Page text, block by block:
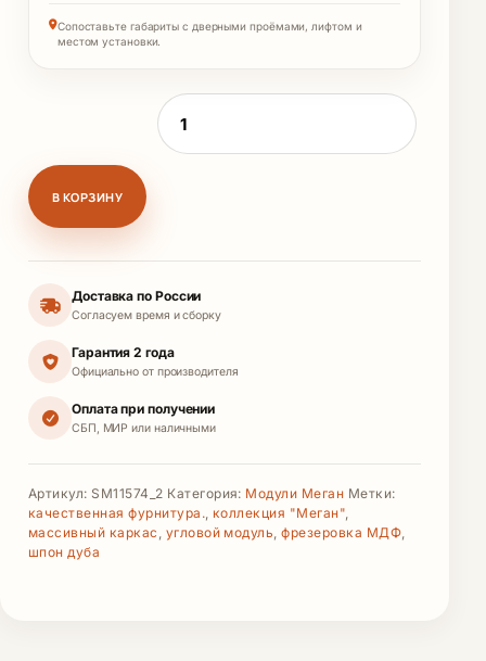
Сопоставьте габариты с дверными проёмами, лифтом и
местом установки.
Количество товара Модуль 1 дв угл. с
В КОРЗИНУ
Доставка по России
Согласуем время и сборку
Гарантия 2 года
Официально от производителя
Оплата при получении
СБП, МИР или наличными
Артикул: SM11574_2 Категория: Модули Меган Метки:
качественная фурнитура., коллекция "Меган",
массивный каркас , угловой модуль,фрезеровка МДФ,
шпон дуба